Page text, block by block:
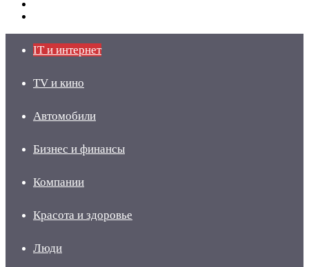
IT и интернет
TV и кино
Автомобили
Бизнес и финансы
Компании
Красота и здоровье
Люди